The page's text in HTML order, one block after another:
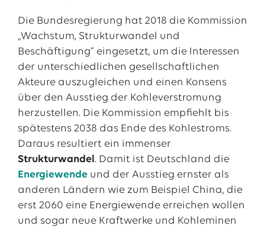
Die Bundesregierung hat 2018 die Kommission
„Wachstum, Strukturwandel und
Beschäftigung“ eingesetzt, um die Interessen
der unterschiedlichen gesellschaftlichen
Akteure auszugleichen und einen Konsens
über den Ausstieg der Kohleverstromung
herzustellen. Die Kommission empfiehlt bis
spätestens 2038 das Ende des Kohlestroms.
Daraus resultiert ein immenser
Strukturwandel. Damit ist Deutschland die
Energiewende und der Ausstieg ernster als
anderen Ländern wie zum Beispiel China, die
erst 2060 eine Energiewende erreichen wollen
und sogar neue Kraftwerke und Kohleminen